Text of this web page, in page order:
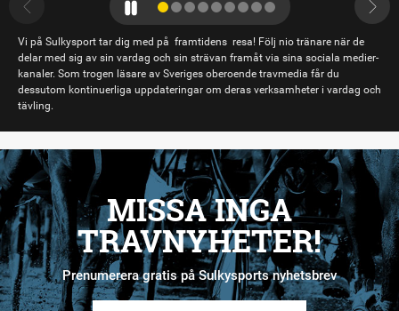
Vi på Sulkysport tar dig med på framtidens resa! Följ nio tränare när de
delar med sig av sin vardag och sin strävan framåt via sina sociala medier-
kanaler. Som trogen läsare av Sveriges oberoende travmedia får du
dessutom kontinuerliga uppdateringar om deras verksamheter i vardag och
tävling.
MISSA INGA
TRAVNYHETER!
Prenumerera gratis på Sulkysports nyhetsbrev